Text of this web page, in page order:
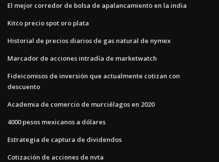
El mejor corredor de bolsa de apalancamiento en la india
Kitco precio spot oro plata
Historial de precios diarios de gas natural de nymex
Marcador de acciones intradía de marketwatch
Fideicomisos de inversión que actualmente cotizan con
descuento
Academia de comercio de murciélagos en 2020
4000 pesos mexicanos a dólares
Estrategia de captura de dividendos
Cotización de acciones de nvta